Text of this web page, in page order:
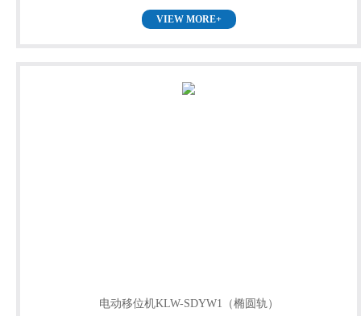
VIEW MORE+
电动移位机KLW-SDYW1（椭圆轨）